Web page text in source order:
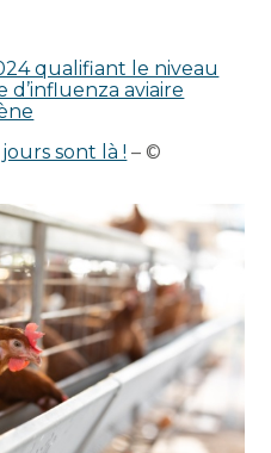
qualifiant le niveau
d’influenza aviaire
sont là ! – ©